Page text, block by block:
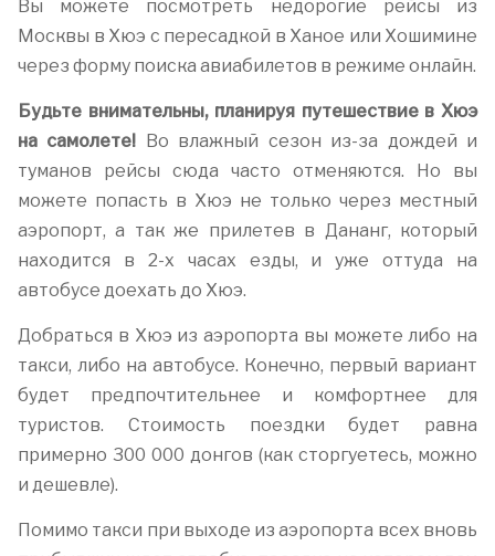
Вы можете посмотреть недорогие рейсы из
Москвы в Хюэ с пересадкой в Ханое или Хошимине
через форму поиска авиабилетов в режиме онлайн.
Будьте внимательны, планируя путешествие в Хюэ
на самолете! Во влажный сезон из-за дождей и
туманов рейсы сюда часто отменяются. Но вы
можете попасть в Хюэ не только через местный
аэропорт, а так же прилетев в Дананг, который
находится в 2-х часах езды, и уже оттуда на
автобусе доехать до Хюэ.
Добраться в Хюэ из аэропорта вы можете либо на
такси, либо на автобусе. Конечно, первый вариант
будет предпочтительнее и комфортнее для
туристов. Стоимость поездки будет равна
примерно 300 000 донгов (как сторгуетесь, можно
и дешевле).
Помимо такси при выходе из аэропорта всех вновь